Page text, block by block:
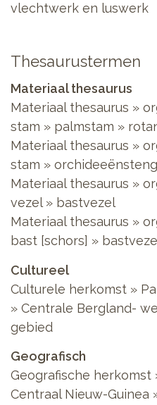
vlechtwerk en luswerk
Thesaurustermen
Materiaal thesaurus
Materiaal thesaurus »
stam » palmstam »
Materiaal thesaurus »
stam »
Materiaal thesaurus »
vezel» bastvezel
Materiaal thesaurus »
bast [schors] »
Cultureel
Culturele herkomst »
» Centrale Bergland-
gebied
Geografisch
Geografische herkomst
Centraal Nieuw-Guinea